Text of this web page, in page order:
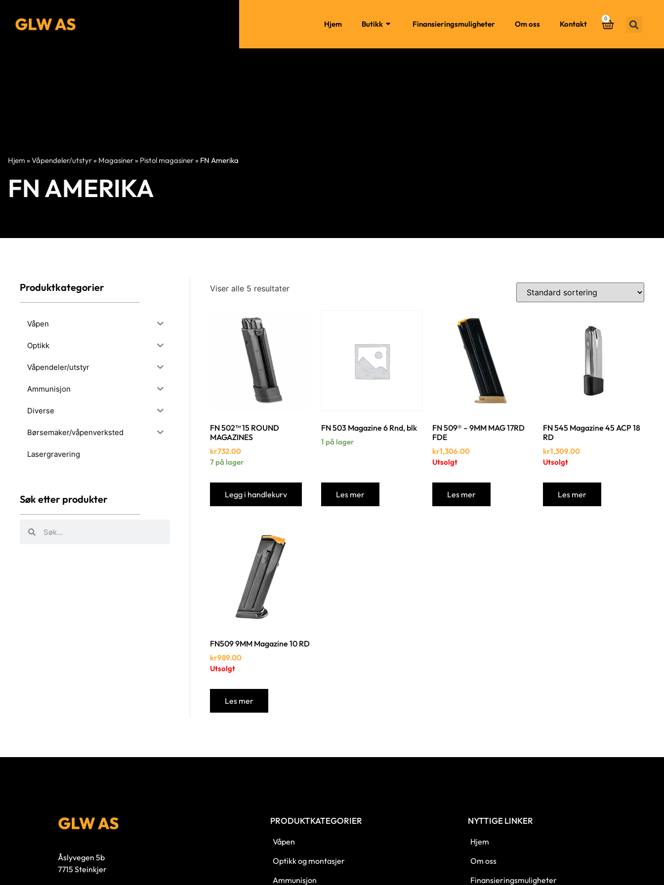
Hjem Butikk Finansieringsmuligheter Om oss Kontakt
0
Hjem »Våpendeler/utstyr» Magasiner» Pistol magasiner» FN Amerika
FN AMERIKA
Produktkategorier
Våpen
Optikk
Våpendeler/utstyr
Ammunisjon
Diverse
Børsemaker/våpenverksted
Lasergravering
Søk etter produkter
Viser alle 5 resultater
FN 502™ 15 ROUND
MAGAZINES
kr732.00
7 på lager
Legg i handlekurv
FN 503 Magazine 6 Rnd, blk
1 på lager
Les mer
FN 509® – 9MM MAG 17RD
FDE
kr1,306.00
Utsolgt
Les mer
FN 545 Magazine 45 ACP 18
RD
kr1,309.00
Utsolgt
Les mer
FN509 9MM Magazine 10 RD
kr989.00
Utsolgt
Les mer
Åslyvegen 5b
7715 Steinkjer
PRODUKTKATEGORIER
Våpen
Optikk og montasjer
Ammunisjon
NYTTIGE LINKER
Hjem
Om oss
Finansieringsmuligheter